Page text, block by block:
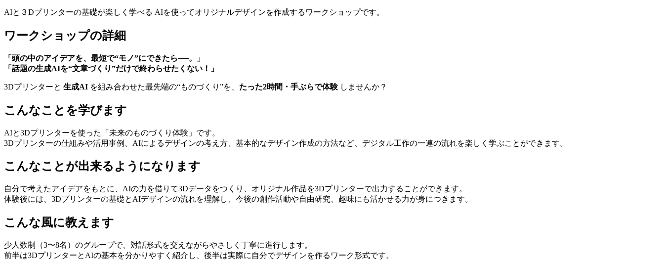
AIと３Dプリンターの基礎が楽しく学べる AIを使ってオリジナルデザインを作成するワークショップです。
ワークショップの詳細
「頭の中のアイデアを、最短で“モノ”にできたら──。」
「話題の生成AIを“文章づくり”だけで終わらせたくない！」
3Dプリンターと 生成AI を組み合わせた最先端の“ものづくり”を、 たった2時間・手ぶらで体験 しませんか？
こんなことを学びます
AIと3Dプリンターを使った「未来のものづくり体験」です。
3Dプリンターの仕組みや活用事例、AIによるデザインの考え方、基本的なデザイン作成の方法など、デジタル工作の一連の流れを楽しく学ぶことができます。
こんなことが出来るようになります
自分で考えたアイデアをもとに、AIの力を借りて3Dデータをつくり、オリジナル作品を3Dプリンターで出力することができます。
体験後には、3Dプリンターの基礎とAIデザインの流れを理解し、今後の創作活動や自由研究、趣味にも活かせる力が身につきます。
こんな風に教えます
少人数制（3〜8名）のグループで、対話形式を交えながらやさしく丁寧に進行します。
前半は3DプリンターとAIの基本を分かりやすく紹介し、後半は実際に自分でデザインを作るワーク形式です。